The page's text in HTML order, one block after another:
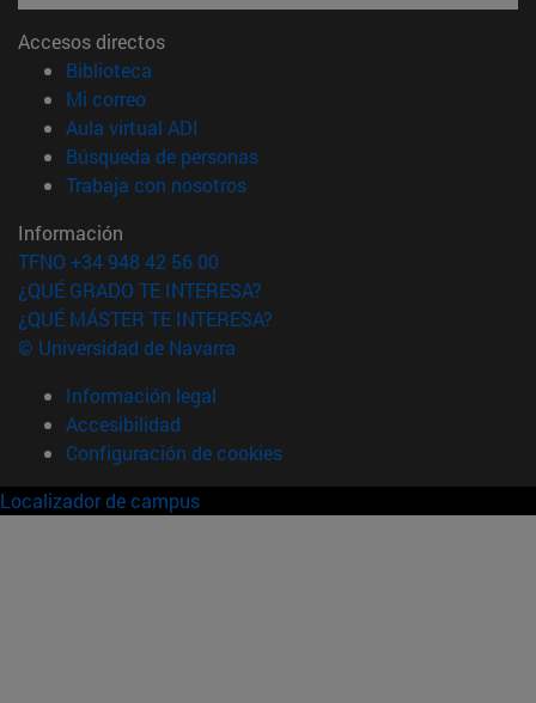
Accesos directos
Biblioteca
Mi correo(abre en nueva ventana)
Aula virtual ADI
Búsqueda de personas(abre en nueva ventana)
Trabaja con nosotros(abre en nueva ventana)
Información
TFNO +34 948 42 56 00
¿QUÉ GRADO TE INTERESA?
¿QUÉ MÁSTER TE INTERESA?
© Universidad de Navarra
Información legal
Accesibilidad
Configuración de cookies
Localizador de campus